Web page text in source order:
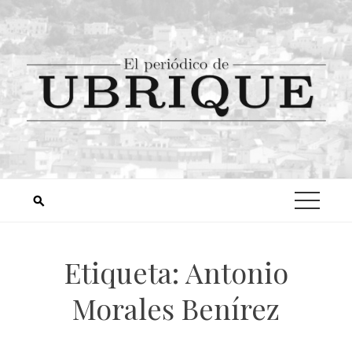
Etiqueta: Antonio
Morales Benírez